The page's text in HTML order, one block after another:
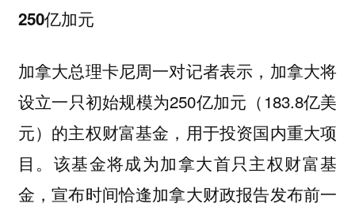
250亿加元
加拿大总理卡尼周一对记者表示，加拿大将
设立一只初始规模为250亿加元（183.8亿美
元）的主权财富基金，用于投资国内重大项
目。该基金将成为加拿大首只主权财富基
金，宣布时间恰逢加拿大财政报告发布前一